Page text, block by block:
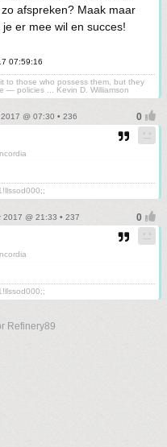
afspreken? Maak maar
er mee wil en succes!
07:59:16
to those who possess them, but they
— policies ... Kevin D. Williamson
@ 07:30 • 236
2017 @ 21:33 • 237
Refinery89